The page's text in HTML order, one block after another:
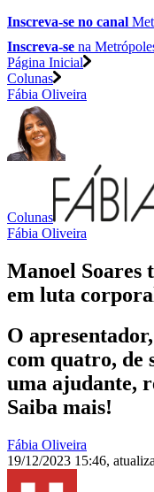
Inscreva-se no canal
Inscreva-se na
Página Inicial
Colunas
Fábia Oliveira
Colunas
Fábia Oliveira
Manoel Soares
em luta
O
com quatro, de
uma ajudante,
Saiba mais!
Fábia Oliveira
19/12/2023 15:46,